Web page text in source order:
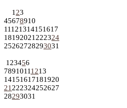
1 23
45678910
11121314151617
18192021 222324
25262728293031
1 23456
78910111213
14151617181920
21 222324252627
28293031